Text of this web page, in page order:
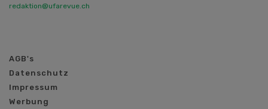
redaktion@ufarevue.ch
AGB's
Datenschutz
Impressum
Werbung